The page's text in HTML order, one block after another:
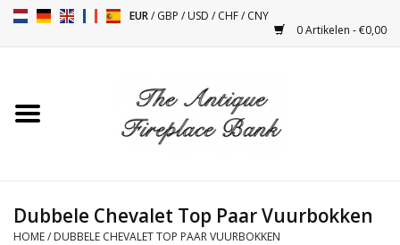
EUR/GBP /USD /CHF/CNY
0 Artikelen - €0,00
Toebehoren
Dubbele Chevalet Top Paar Vuurbokken
HOME/ DUBBELE CHEVALET TOP PAAR VUURBOKKEN